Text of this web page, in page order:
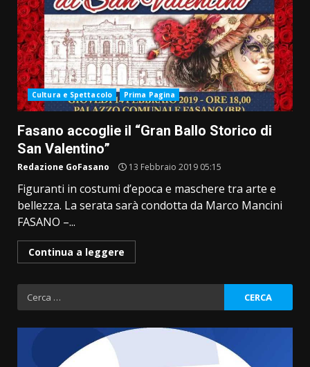
Cultura e Spettacolo Prima Pagina
Fasano accoglie il “Gran Ballo Storico di
San Valentino”
Redazione GoFasano 13 Febbraio 2019 05:15
Figuranti in costumi d’epoca e maschere tra arte e
bellezza. La serata sarà condotta da Marco Mancini
FASANO –...
Continua a leggere
Ricerca
per: